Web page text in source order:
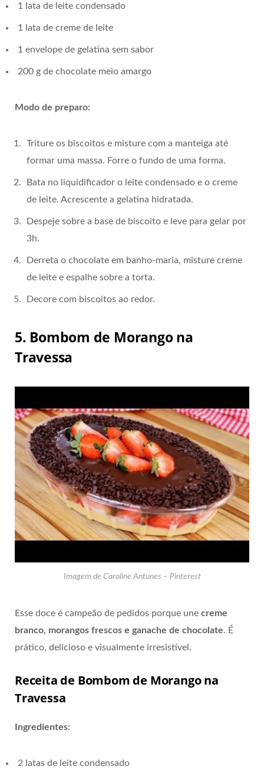
1 lata de leite condensado
1 lata de creme de leite
1 envelope de gelatina sem sabor
200 g de chocolate meio amargo
Modo de preparo:
Triture os biscoitos e misture com a manteiga até
formar uma massa. Forre o fundo de uma forma.
Bata no liquidificador o leite condensado e o creme
de leite. Acrescente a gelatina hidratada.
Despeje sobre a base de biscoito e leve para gelar por
3h.
Derreta o chocolate em banho-maria, misture creme
de leite e espalhe sobre a torta.
Decore com biscoitos ao redor.
5. Bombom de Morango na
Travessa
Imagem de Caroline Antunes – Pinterest
Esse doce é campeão de pedidos porque une creme
branco, morangos frescos e ganache de chocolate. É
prático, delicioso e visualmente irresistível.
Receita de Bombom de Morango na
Travessa
Ingredientes:
2 latas de leite condensado